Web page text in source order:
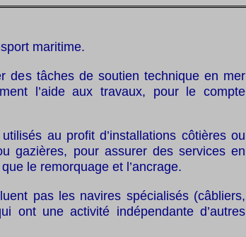
maritime.
des tâches de soutien technique en mer
l’aide aux travaux, pour le compte
au profit d’installations côtières ou
gazières, pour assurer des services en
le remorquage et l’ancrage.
pas les navires spécialisés (câbliers,
ont une activité indépendante d’autres